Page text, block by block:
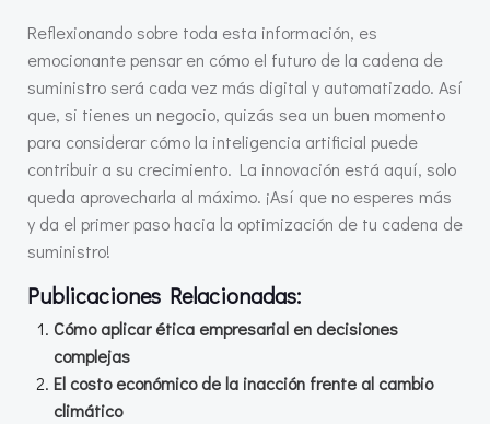
Reflexionando sobre toda esta información, es
emocionante pensar en cómo el futuro de la cadena de
suministro será cada vez más digital y automatizado. Así
que, si tienes un negocio, quizás sea un buen momento
para considerar cómo la inteligencia artificial puede
contribuir a su crecimiento. La innovación está aquí, solo
queda aprovecharla al máximo. ¡Así que no esperes más
y da el primer paso hacia la optimización de tu cadena de
suministro!
Publicaciones Relacionadas:
Cómo aplicar ética empresarial en decisiones
complejas
El costo económico de la inacción frente al cambio
climático